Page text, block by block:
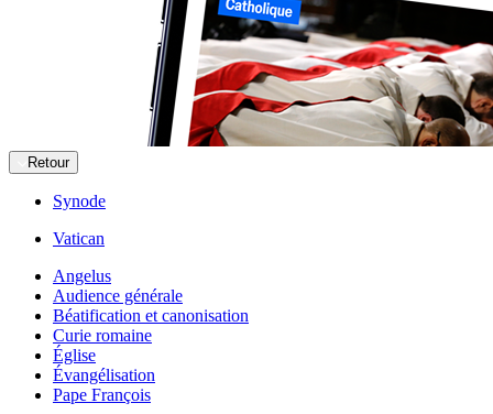
Retour
Synode
Vatican
Angelus
Audience générale
Béatification et canonisation
Curie romaine
Église
Évangélisation
Pape François